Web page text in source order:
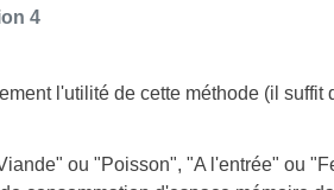
4
l'utilité de cette méthode (il
ou "Poisson", "A l'entrée" ou